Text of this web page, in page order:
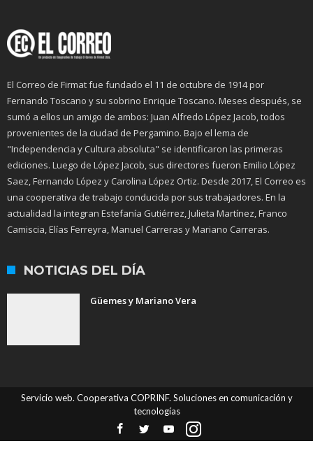
El Correo de Firmat fue fundado el 11 de octubre de 1914 por
Fernando Toscano y su sobrino Enrique Toscano. Meses después, se
sumó a ellos un amigo de ambos: Juan Alfredo López Jacob, todos
provenientes de la ciudad de Pergamino. Bajo el lema de
"Independencia y Cultura absoluta" se identificaron las primeras
ediciones. Luego de López Jacob, sus directores fueron Emilio López
Saez, Fernando López y Carolina López Ortiz. Desde 2017, El Correo es
una cooperativa de trabajo conducida por sus trabajadores. En la
actualidad la integran Estefanía Gutiérrez, Julieta Martínez, Franco
Camiscia, Elías Ferreyra, Manuel Carreras y Mariano Carreras.
NOTICIAS DEL DÍA
Güemes y Mariano Vera
Servicio web. Cooperativa COPRINF. Soluciones en comunicación y
tecnologías